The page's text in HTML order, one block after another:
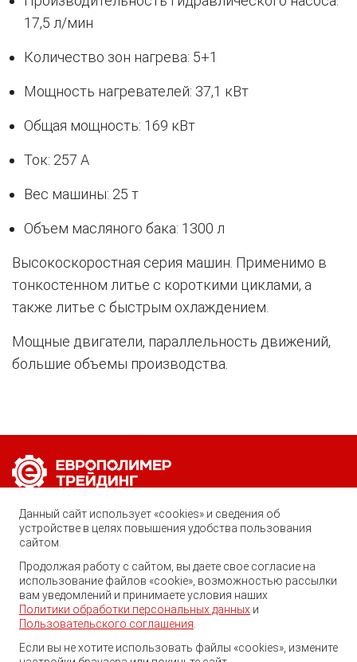
Георгий
Здравствуйте! Готов помочь
Вам. Напишите мне, если у
Вас появятся вопросы.
17,5 л/мин
Количество зон нагрева: 5+1
Мощность нагревателей: 37,1 кВт
Общая мощность: 169 кВт
Ток: 257 A
Вес машины: 25 т
Объем масляного бака: 1300 л
Высокоскоростная серия машин. Применимо в
тонкостенном литье с короткими циклами, а
также литье с быстрым охлаждением.
Мощные двигатели, параллельность движений,
большие объемы производства.
Позвоните нам по любому вопросу:
8 (800) 222-40-61
Ростов-на-Дону, ул. Вавилова, 59
trade@ep-group.ru
Данный сайт использует «cookies» и сведения об
устройстве в целях повышения удобства пользования
сайтом.
Продолжая работу с сайтом, вы даете свое согласие на
использование файлов «cookie», возможностью рассылки
вам уведомлений и принимаете условия наших
Политики обработки персональных данных и
Пользовательского соглашения
Если вы не хотите использовать файлы «cookies», измените